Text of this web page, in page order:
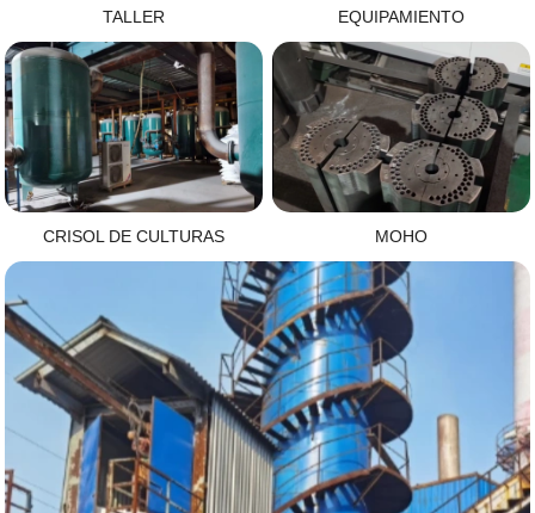
TALLER EQUIPAMIENTO
CRISOL DE CULTURAS MOHO